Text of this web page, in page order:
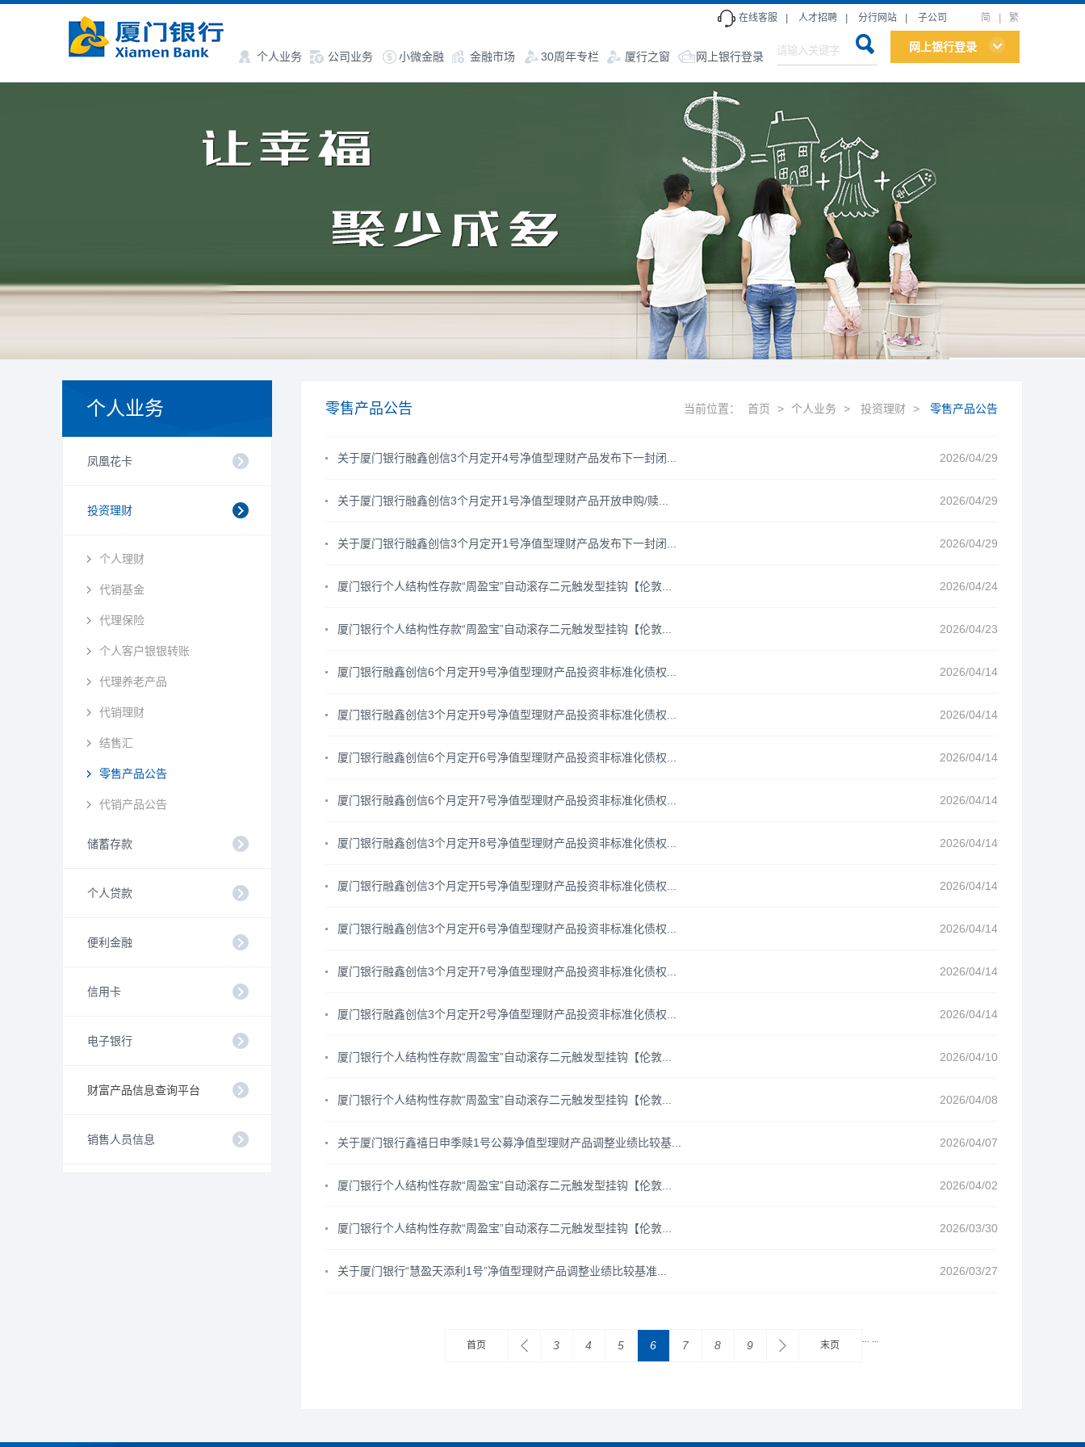
个人业务 公司业务 小微金融 金融市场 30周年专栏 厦行之窗 网上银行登录
网上银行登录
在线客服 人才招聘 分行网站 子公司 简 繁
个人业务
凤凰花卡
投资理财
个人理财
代销基金
代理保险
个人客户银银转账
代理养老产品
代销理财
结售汇
零售产品公告
代销产品公告
储蓄存款
个人贷款
便利金融
信用卡
电子银行
财富产品信息查询平台
销售人员信息
零售产品公告 当前位置： 首页 > 个人业务 > 投资理财 > 零售产品公告
关于厦门银行融鑫创信3个月定开4号净值型理财产品发布下一封闭... 2026/04/29
关于厦门银行融鑫创信3个月定开1号净值型理财产品开放申购/赎... 2026/04/29
关于厦门银行融鑫创信3个月定开1号净值型理财产品发布下一封闭... 2026/04/29
厦门银行个人结构性存款“周盈宝”自动滚存二元触发型挂钩【伦敦... 2026/04/24
厦门银行个人结构性存款“周盈宝”自动滚存二元触发型挂钩【伦敦... 2026/04/23
厦门银行融鑫创信6个月定开9号净值型理财产品投资非标准化债权... 2026/04/14
厦门银行融鑫创信3个月定开9号净值型理财产品投资非标准化债权... 2026/04/14
厦门银行融鑫创信6个月定开6号净值型理财产品投资非标准化债权... 2026/04/14
厦门银行融鑫创信6个月定开7号净值型理财产品投资非标准化债权... 2026/04/14
厦门银行融鑫创信3个月定开8号净值型理财产品投资非标准化债权... 2026/04/14
厦门银行融鑫创信3个月定开5号净值型理财产品投资非标准化债权... 2026/04/14
厦门银行融鑫创信3个月定开6号净值型理财产品投资非标准化债权... 2026/04/14
厦门银行融鑫创信3个月定开7号净值型理财产品投资非标准化债权... 2026/04/14
厦门银行融鑫创信3个月定开2号净值型理财产品投资非标准化债权... 2026/04/14
厦门银行个人结构性存款“周盈宝”自动滚存二元触发型挂钩【伦敦... 2026/04/10
厦门银行个人结构性存款“周盈宝”自动滚存二元触发型挂钩【伦敦... 2026/04/08
关于厦门银行鑫禧日申季赎1号公募净值型理财产品调整业绩比较基... 2026/04/07
厦门银行个人结构性存款“周盈宝”自动滚存二元触发型挂钩【伦敦... 2026/04/02
厦门银行个人结构性存款“周盈宝”自动滚存二元触发型挂钩【伦敦... 2026/03/30
关于厦门银行“慧盈天添利1号”净值型理财产品调整业绩比较基准... 2026/03/27
首页
...
3 4 5 6 7 8 9 ...
末页